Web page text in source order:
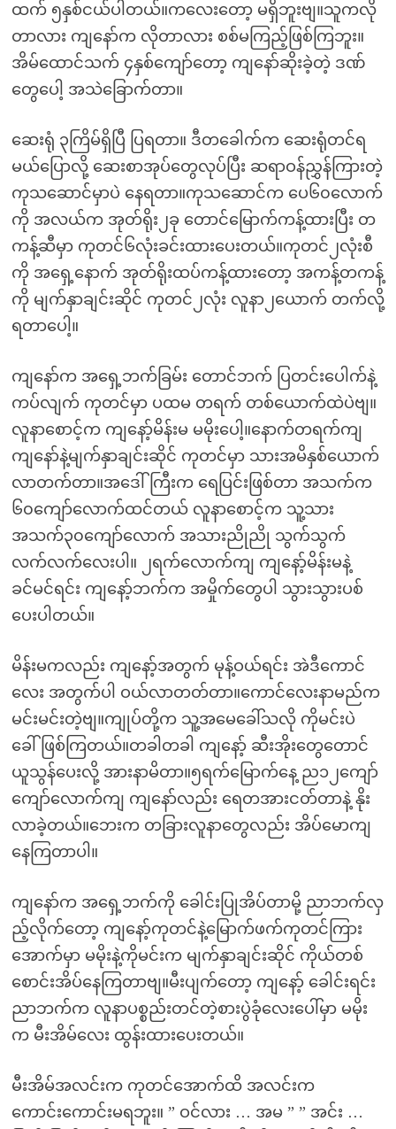
ထက် ၅နှစ်ငယ်ပါတယ်။ကလေးတော့ မရှိဘူးဗျ။သူကလို
တာလား ကျနော်က လိုတာလား စစ်မကြည့်ဖြစ်ကြဘူး။
အိမ်ထောင်သက် ၄နှစ်ကျော်တော့ ကျနော်ဆိုးခဲ့တဲ့ ဒဏ်
တွေပေါ့ အသဲခြောက်တာ။
ဆေးရုံ ၃ကြိမ်ရှိပြီ ပြရတာ။ ဒီတခေါက်က ဆေးရုံတင်ရ
မယ်ပြောလို့ ဆေးစာအုပ်တွေလုပ်ပြီး ဆရာဝန်ညွှန်ကြားတဲ့
ကုသဆောင်မှာပဲ နေရတာ။ကုသဆောင်က ပေ၆၀လောက်
ကို အလယ်က အုတ်ရိုး၂ခု တောင်မြောက်ကန့်ထားပြီး တ
ကန့်ဆီမှာ ကုတင်၆လုံးခင်းထားပေးတယ်။ကုတင်၂လုံးစီ
ကို အရှေ့နောက် အုတ်ရိုးထပ်ကန့်ထားတော့ အကန့်တကန့်
ကို မျက်နှာချင်းဆိုင် ကုတင်၂လုံး လူနာ၂ယောက် တက်လို့
ရတာပေါ့။
ကျနော်က အရှေ့ဘက်ခြမ်း တောင်ဘက် ပြတင်းပေါက်နဲ့
ကပ်လျက် ကုတင်မှာ ပထမ တရက် တစ်ယောက်ထဲပဲဗျ။
လူနာစောင့်က ကျနော့်မိန်းမ မမိုးပေါ့။နောက်တရက်ကျ
ကျနော်နဲ့မျက်နှာချင်းဆိုင် ကုတင်မှာ သားအမိနှစ်ယောက်
လာတက်တာ။အဒေါ်ကြီးက ရေပြင်းဖြစ်တာ အသက်က
၆၀ကျော်လောက်ထင်တယ် လူနာစောင့်က သူ့သား
အသက်၃၀ကျော်လောက် အသားညိုညို သွက်သွက်
လက်လက်လေးပါ။ ၂ရက်လောက်ကျ ကျနော့်မိန်းမနဲ့
ခင်မင်ရင်း ကျနော့်ဘက်က အမှိုက်တွေပါ သွားသွားပစ်
ပေးပါတယ်။
မိန်းမကလည်း ကျနော့်အတွက် မုန့်ဝယ်ရင်း အဲဒီကောင်
လေး အတွက်ပါ ဝယ်လာတတ်တာ။ကောင်လေးနာမည်က
မင်းမင်းတဲ့ဗျ။ကျုပ်တို့က သူ့အမေခေါ်သလို ကိုမင်းပဲ
ခေါ်ဖြစ်ကြတယ်။တခါတခါ ကျနော့် ဆီးအိုးတွေတောင်
ယူသွန်ပေးလို့ အားနာမိတာ။၅ရက်မြောက်နေ့ ည၁၂ကျော်
ကျော်လောက်ကျ ကျနော်လည်း ရေတအားငတ်တာနဲ့ နိုး
လာခဲ့တယ်။ဘေးက တခြားလူနာတွေလည်း အိပ်မောကျ
နေကြတာပါ။
ကျနော်က အရှေ့ဘက်ကို ခေါင်းပြုအိပ်တာမို့ ညာဘက်လှ
ည့်လိုက်တော့ ကျနော့်ကုတင်နဲ့မြောက်ဖက်ကုတင်ကြား
အောက်မှာ မမိုးနဲ့ကိုမင်းက မျက်နှာချင်းဆိုင် ကိုယ်တစ်
စောင်းအိပ်နေကြတာဗျ။မီးပျက်တော့ ကျနော့် ခေါင်းရင်း
ညာဘက်က လူနာပစ္စည်းတင်တဲ့စားပွဲခုံလေးပေါ်မှာ မမိုး
က မီးအိမ်လေး ထွန်းထားပေးတယ်။
မီးအိမ်အလင်းက ကုတင်အောက်ထိ အလင်းက
ကောင်းကောင်းမရဘူး။ ” ဝင်လား … အမ ” ” အင်း …